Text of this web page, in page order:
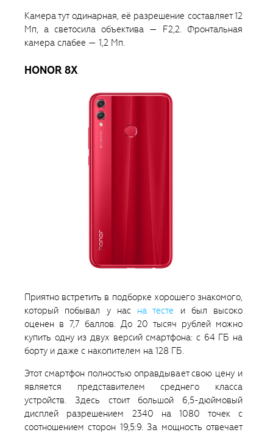
Камера тут одинарная, её разрешение составляет 12
Мп, а светосила объектива — F2,2. Фронтальная
камера слабее — 1,2 Мп.
HONOR 8X
Приятно встретить в подборке хорошего знакомого,
который побывал у нас на тесте и был высоко
оценен в 7,7 баллов. До 20 тысяч рублей можно
купить одну из двух версий смартфона: с 64 ГБ на
борту и даже с накопителем на 128 ГБ.
Этот смартфон полностью оправдывает свою цену и
является представителем среднего класса
устройств. Здесь стоит большой 6,5-дюймовый
дисплей разрешением 2340 на 1080 точек с
соотношением сторон 19,5:9. За мощность отвечает